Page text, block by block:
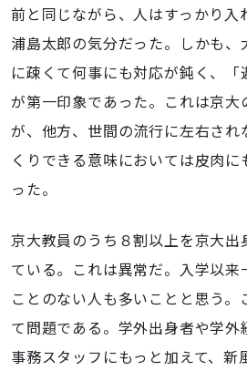
前と同じながら、人はすっかり入
浦島太郎の気分だった。しかも、
に疎くて何事にも対応が鈍く、
が第一印象であった。これは京大
が、他方、世間の流行に左右され
くりできる意味においては皮肉
った。
京大教員のうち８割以上を京大出
ている。これは異常だ。入学以
ことのない人も多いことと思う
て問題である。学外出身者や学外
事務スタッフにもっと加えて、新